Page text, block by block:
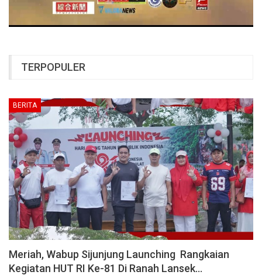
TERPOPULER
BERITA
Meriah, Wabup Sijunjung Launching Rangkaian
Kegiatan HUT RI Ke-81 Di Ranah Lansek…